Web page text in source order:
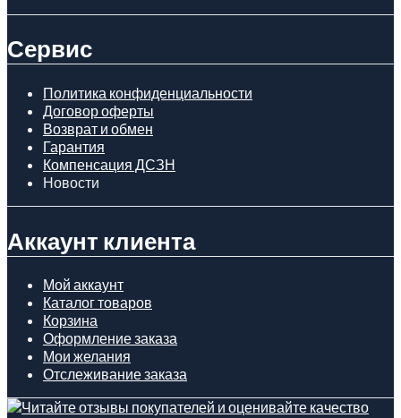
Сервис
Политика конфиденциальности
Договор оферты
Возврат и обмен
Гарантия
Компенсация ДСЗН
Новости
Аккаунт клиента
Мой аккаунт
Каталог товаров
Корзина
Оформление заказа
Мои желания
Отслеживание заказа